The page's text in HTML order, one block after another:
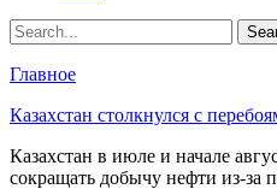
Главное
Казахстан столкнулся с
Казахстан в июле и начале
сокращать добычу нефти из-за